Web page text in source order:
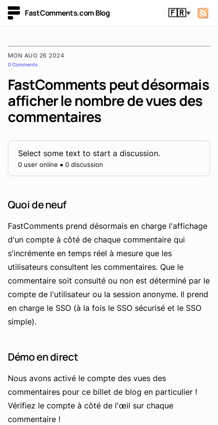
FastComments.com Blog 🇫🇷▼
MON AUG 26 2024
0 Comments
FastComments peut désormais
afficher le nombre de vues des
commentaires
Select some text to start a discussion.
0 user online 0 discussion
Quoi de neuf
FastComments prend désormais en charge l'affichage
d'un compte à côté de chaque commentaire qui
s'incrémente en temps réel à mesure que les
utilisateurs consultent les commentaires. Que le
commentaire soit consulté ou non est déterminé par le
compte de l'utilisateur ou la session anonyme. Il prend
en charge le SSO (à la fois le SSO sécurisé et le SSO
simple).
Démo en direct
Nous avons activé le compte des vues des
commentaires pour ce billet de blog en particulier !
Vérifiez le compte à côté de l'œil sur chaque
commentaire !